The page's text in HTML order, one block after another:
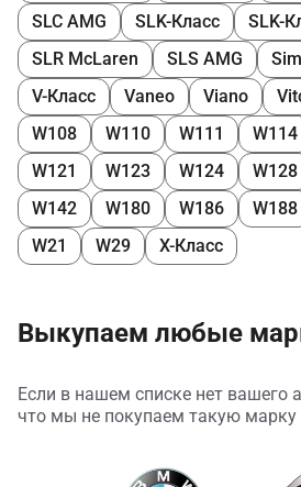
SLC AMG
SLK-Класс
SLK-
SLR McLaren
SLS AMG
V-Класс
Vaneo Viano
W108
W110 W111 W114
W121
W123 W124 W128
W142
W180 W186 W188
W21
W29 X-Класс
Выкупаем любые
Если в нашем списке нет вашего
что мы не покупаем такую марку